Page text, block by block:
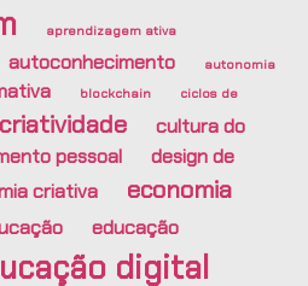
aprendizagem ativa
autoconhecimento
autonomia
blockchain ciclos de
criatividade
cultura do
pessoal
design de
criativa
economia
educação
digital